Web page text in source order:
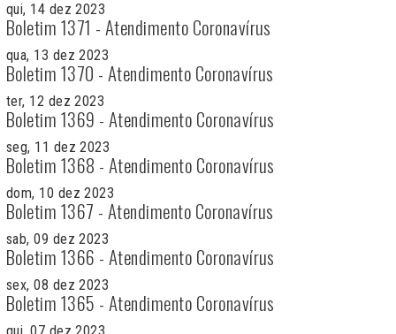
qui, 14 dez 2023
Boletim 1371 - Atendimento Coronavírus
qua, 13 dez 2023
Boletim 1370 - Atendimento Coronavírus
ter, 12 dez 2023
Boletim 1369 - Atendimento Coronavírus
seg, 11 dez 2023
Boletim 1368 - Atendimento Coronavírus
dom, 10 dez 2023
Boletim 1367 - Atendimento Coronavírus
sab, 09 dez 2023
Boletim 1366 - Atendimento Coronavírus
sex, 08 dez 2023
Boletim 1365 - Atendimento Coronavírus